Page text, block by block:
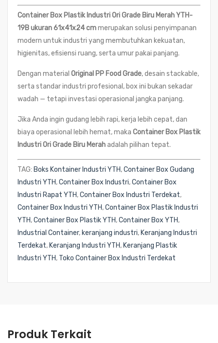
Container Box Plastik Industri Ori Grade Biru Merah YTH-
19B ukuran 61x41x24 cmmerupakan solusi penyimpanan
modern untuk industri yang membutuhkan kekuatan,
higienitas, efisiensi ruang, serta umur pakai panjang.
Dengan material Original PP Food Grade, desain stackable,
serta standar industri profesional, box ini bukan sekadar
wadah — tetapi investasi operasional jangka panjang.
Jika Anda ingin gudang lebih rapi, kerja lebih cepat, dan
biaya operasional lebih hemat, maka Container Box Plastik
Industri Ori Grade Biru Merahadalah pilihan tepat.
TAG: Boks Kontainer Industri YTH,Container Box Gudang
Industri YTH,Container Box Industri,Container Box
Industri Rapat YTH,Container Box Industri Terdekat,
Container Box Industri YTH,Container Box Plastik Industri
YTH,Container Box Plastik YTH,Container Box YTH,
Industrial Container, keranjang industri, Keranjang Industri
Terdekat, Keranjang Industri YTH, Keranjang Plastik
Industri YTH, Toko Container Box Industri Terdekat
Produk Terkait